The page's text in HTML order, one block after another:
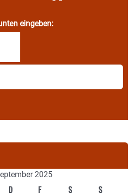
eingeben:
2025
D F S S